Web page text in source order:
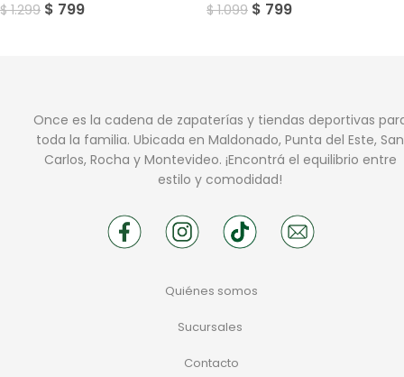
$1.299 $ 799 $1.099 $ 799
Once es la cadena de zapaterías y tiendas deportivas
toda la familia. Ubicada en Maldonado, Punta del Este, San
Carlos, Rocha y Montevideo. ¡Encontrá el equilibrio entre
estilo y comodidad!
Quiénes somos
Sucursales
Contacto